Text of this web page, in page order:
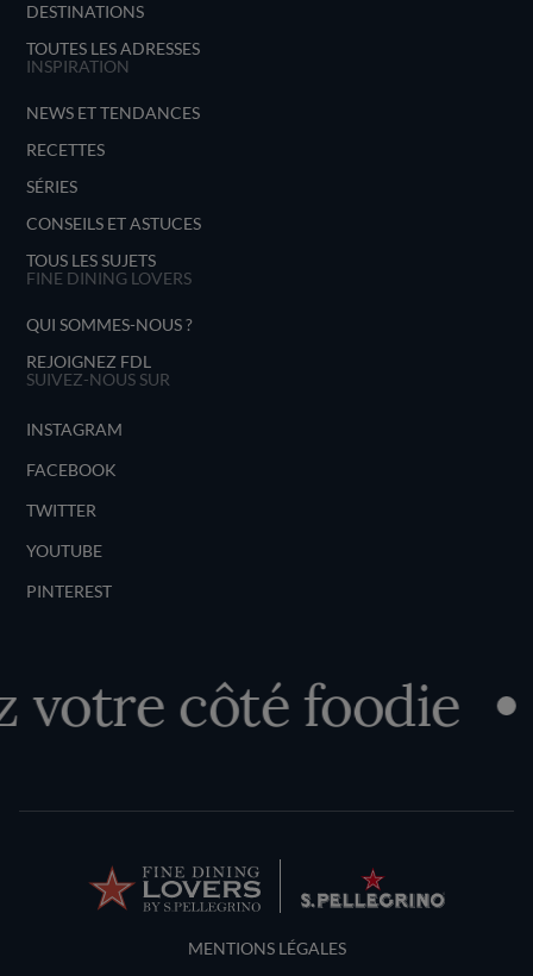
DESTINATIONS
TOUTES LES ADRESSES
INSPIRATION
NEWS ET TENDANCES
RECETTES
SÉRIES
CONSEILS ET ASTUCES
TOUS LES SUJETS
FINE DINING LOVERS
QUI SOMMES-NOUS ?
REJOIGNEZ FDL
SUIVEZ-NOUS SUR
INSTAGRAM
FACEBOOK
TWITTER
YOUTUBE
PINTEREST
côté foodie
Terms and Conditions
MENTIONS LÉGALES